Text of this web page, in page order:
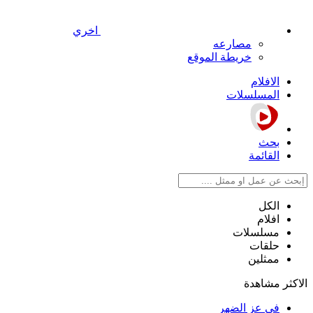
اخري
مصارعه
خريطة الموقع
الافلام
المسلسلات
بحث
القائمة
الكل
افلام
مسلسلات
حلقات
ممثلين
الاكثر مشاهدة
في عز الضهر